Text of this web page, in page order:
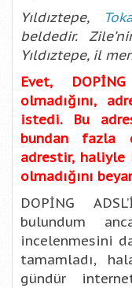
Yıldıztepe,
beldedir.
Yıldıztepe, il
Evet,
olmadığını,
istedi. Bu
bundan fazla
adrestir,
olmadığını
DOPİNG
bulundum
incelenmesini
tamamladı,
gündür